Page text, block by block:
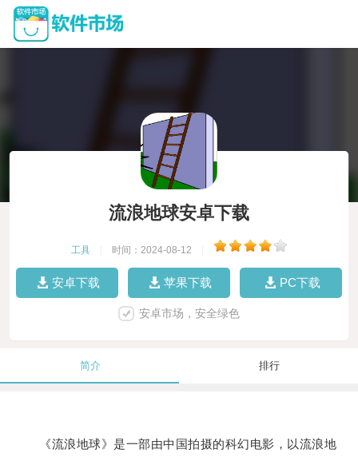
流浪地球安卓下载
工具 时间：2024-08-12
安卓下载 苹果下载 PC下载
安卓市场，安全绿色
简介 排行
《流浪地球》是一部由中国拍摄的科幻电影，以流浪地